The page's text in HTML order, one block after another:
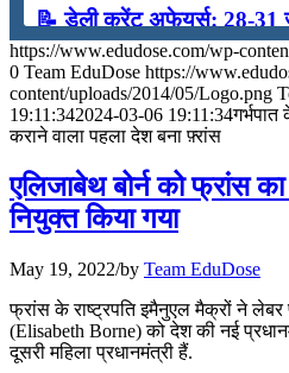
📝 डेली करेंट अफेयर्स: 28-31
July 28, 2026
📝 डेली करेंट अफेयर्स: 25-27
📝 डेली करेंट अफेयर्स: 22-24
📝 डेली करेंट अफेयर्स: 19-21
July 19, 2026
https://www.edudose.com/wp-
0 Team EduDose https://
content/uploads/2014/05/Logo.png
19:11:342024-03-06 19:11:34
कराने वाला पहला देश बना फ़्रांस
एलिजाबेथ बोर्न को फ्रांस
नियुक्त किया गया
May 19, 2022/by Team EduDose
फ्रांस के राष्ट्रपति इमैनुएल मैक्रों ने लेबर
(Elisabeth Borne) को देश की नई
दूसरी महिला प्रधानमंत्री हैं.